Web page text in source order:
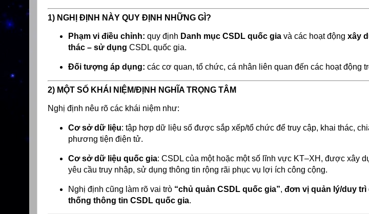
1) NGHỊ ĐỊNH NÀY QUY ĐỊNH NHỮNG GÌ?
Phạm vi điều chỉnh: quy định Danh mục CSDL quốc giavà các hoạt động xây
thác – sử dụng CSDL quốc gia.
Đối tượng áp dụng: các cơ quan, tổ chức, cá nhân liên quan đến các hoạt động
2) MỘT SỐ KHÁI NIỆM/ĐỊNH NGHĨA TRỌNG TÂM
Nghị định nêu rõ các khái niệm như:
Cơ sở dữ liệu: tập hợp dữ liệu số được sắp xếp/tổ chức để truy cập, khai thác,
phương tiện điện tử.
Cơ sở dữ liệu quốc gia: CSDL của một hoặc một số lĩnh vực KT–XH, được xây
yêu cầu truy nhập, sử dụng thông tin rộng rãi phục vụ lợi ích công cộng.
Nghị định cũng làm rõ vai trò “chủ quản CSDL quốc gia”, đơn vị quản lý/duy trì
thống thông tin CSDL quốc gia.